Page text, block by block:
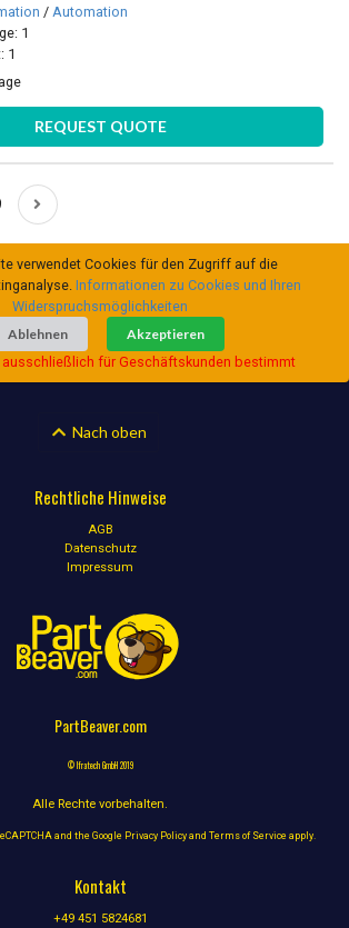
/ Automation
1
1
REQUEST QUOTE
verwendet Cookies für den Zugriff auf die
Informationen zu Cookies und Ihren
Widerspruchsmöglichkeiten
Ablehnen
Akzeptieren
ausschließlich für Geschäftskunden bestimmt
Nach oben
Rechtliche Hinweise
AGB
Datenschutz
Impressum
PartBeaver.com
© Ifratech GmbH 2019
Alle Rechte vorbehalten.
and the Google Privacy Policy and Terms of Service apply.
Kontakt
+49 451 5824681